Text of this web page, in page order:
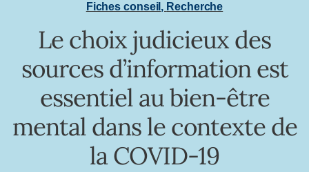
Fiches conseil , Recherche
Le choix judicieux des
sources d’information est
essentiel au bien-être
mental dans le contexte de
la COVID-19